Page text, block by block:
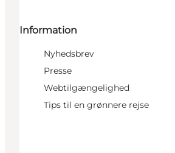
Information
Nyhedsbrev
Presse
Webtilgængelighed
Tips til en grønnere rejse